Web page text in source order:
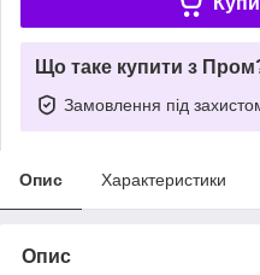
Що таке купити з
Замовлення під
Опис Характеристики
Опис